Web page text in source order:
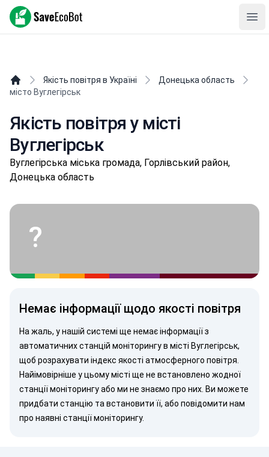
SaveEcoBot
Якість повітря в Україні
Донецька область
місто Вуглегірськ
Якість повітря у місті
Вуглегірськ
Вуглeгіpськa міська громада, Горлівський район,
Донецька область
?
Немає інформації щодо якості повітря
На жаль, у нашій системі ще немає інформації з
автоматичних станцій моніторингу в місті Вуглегірськ,
щоб розрахувати індекс якості атмосферного повітря.
Найімовірніше у цьому місті ще не встановлено жодної
станції моніторингу або ми не знаємо про них. Ви можете
придбати станцію та встановити її, або повідомити нам
про наявні станції моніторингу.